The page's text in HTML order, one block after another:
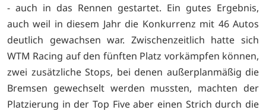
- auch in das Rennen gestartet. Ein gutes Ergebnis,
auch weil in diesem Jahr die Konkurrenz mit 46 Autos
deutlich gewachsen war. Zwischenzeitlich hatte sich
WTM Racing auf den fünften Platz vorkämpfen können,
zwei zusätzliche Stops, bei denen außerplanmäßig die
Bremsen gewechselt werden mussten, machten der
Platzierung in der Top Five aber einen Strich durch die